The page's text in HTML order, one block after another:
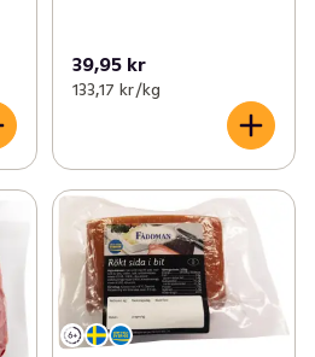
39,95 kr
133,17 kr /kg